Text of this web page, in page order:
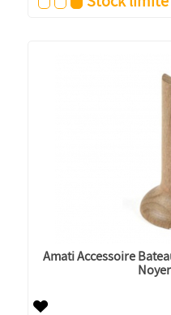
Amati Accessoire